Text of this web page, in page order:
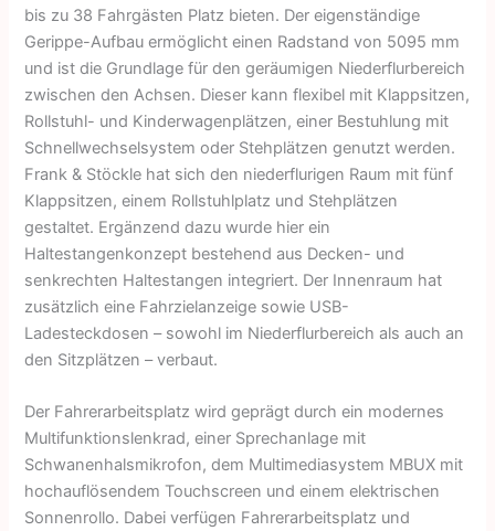
bis zu 38 Fahrgästen Platz bieten. Der eigenständige
Gerippe-Aufbau ermöglicht einen Radstand von 5095 mm
und ist die Grundlage für den geräumigen Niederflurbereich
zwischen den Achsen. Dieser kann flexibel mit Klappsitzen,
Rollstuhl- und Kinderwagenplätzen, einer Bestuhlung mit
Schnellwechselsystem oder Stehplätzen genutzt werden.
Frank & Stöckle hat sich den niederflurigen Raum mit fünf
Klappsitzen, einem Rollstuhlplatz und Stehplätzen
gestaltet. Ergänzend dazu wurde hier ein
Haltestangenkonzept bestehend aus Decken- und
senkrechten Haltestangen integriert. Der Innenraum hat
zusätzlich eine Fahrzielanzeige sowie USB-
Ladesteckdosen – sowohl im Niederflurbereich als auch an
den Sitzplätzen – verbaut.
Der Fahrerarbeitsplatz wird geprägt durch ein modernes
Multifunktions­lenkrad, einer Sprechanlage mit
Schwanenhalsmikrofon, dem Multimedia­system MBUX mit
hochauflösendem Touchscreen und einem elektrischen
Sonnenrollo. Dabei verfügen Fahrerarbeitsplatz und